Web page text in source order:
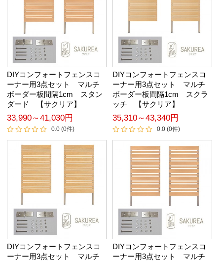
DIYコンフォートフェンスコ
ーナー用3点セット マルチ
ボーダー板間隔1cm スタン
ダード 【サクリア】
33,990～41,030円
0.0 (0件)
DIYコンフォートフェンスコ
ーナー用3点セット マルチ
ボーダー板間隔1cm スクラ
ッチ 【サクリア】
35,310～43,340円
0.0 (0件)
DIYコンフォートフェンスコ
ーナー用3点セット マルチ
DIYコンフォートフェンスコ
ーナー用3点セット マルチ